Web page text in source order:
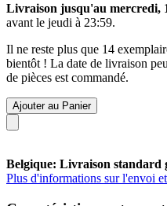
Livraison jusqu'au mercredi,
avant le jeudi à 23:59.
Il ne reste plus que 14
bientôt ! La date de livraison
de pièces est commandé.
Ajouter au Panier
Belgique: Livraison standard
Plus d'informations sur l'envoi